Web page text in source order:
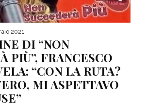
2021
DI “NON
PIÙ”, FRANCESCO
“CON LA RUTA?
MI ASPETTAVO